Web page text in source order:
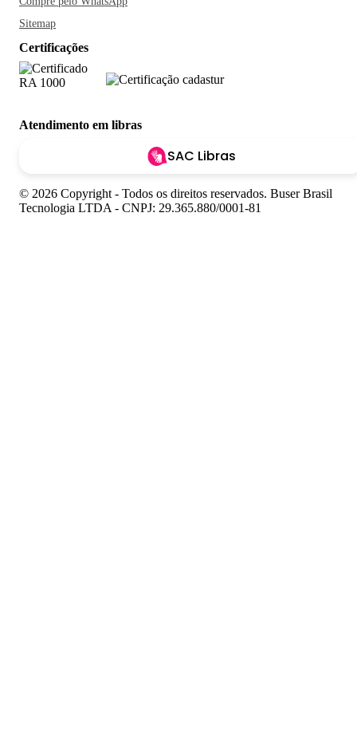
Sitemap
Certificações
Atendimento em libras
SAC Libras
© 2026 Copyright - Todos os direitos reservados. Buser Brasil
Tecnologia LTDA - CNPJ: 29.365.880/0001-81